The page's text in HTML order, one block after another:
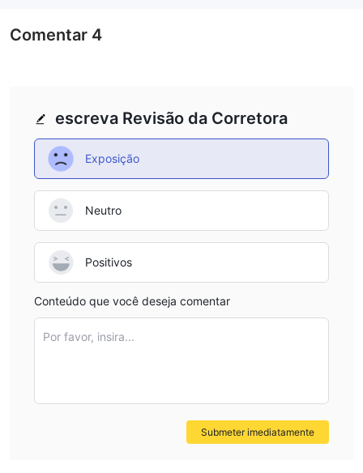
escreva Revisão da Corretora
Exposição
Neutro
Positivos
Conteúdo que você deseja comentar
Por favor, insira...
Submeter imediatamente
Comentar 4